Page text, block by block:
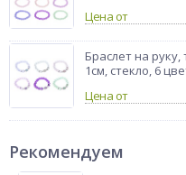
Цена от
Браслет на
1см, стекло, 6
Цена от
Рекомендуем